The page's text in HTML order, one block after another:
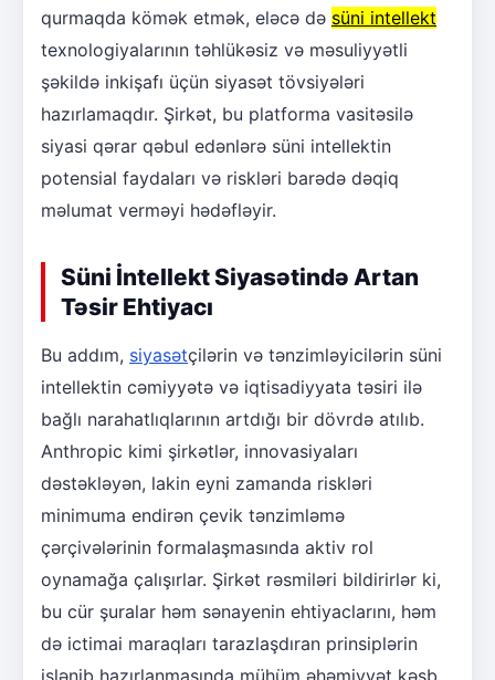
qurmaqda kömək etmək, eləcə də süni intellekt
texnologiyalarının təhlükəsiz və məsuliyyətli
şəkildə inkişafı üçün siyasət tövsiyələri
hazırlamaqdır. Şirkət, bu platforma vasitəsilə
siyasi qərar qəbul edənlərə süni intellektin
potensial faydaları və riskləri barədə dəqiq
məlumat verməyi hədəfləyir.
Süni İntellekt Siyasətində Artan
Təsir Ehtiyacı
Bu addım, siyasətçilərin və tənzimləyicilərin süni
intellektin cəmiyyətə və iqtisadiyyata təsiri ilə
bağlı narahatlıqlarının artdığı bir dövrdə atılıb.
Anthropic kimi şirkətlər, innovasiyaları
dəstəkləyən, lakin eyni zamanda riskləri
minimuma endirən çevik tənzimləmə
çərçivələrinin formalaşmasında aktiv rol
oynamağa çalışırlar. Şirkət rəsmiləri bildirirlər ki,
bu cür şuralar həm sənayenin ehtiyaclarını, həm
də ictimai maraqları tarazlaşdıran prinsiplərin
işlənib hazırlanmasında mühüm əhəmiyyət kəsb